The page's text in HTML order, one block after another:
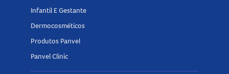
Infantil E Gestante
Dermocosméticos
Produtos Panvel
Panvel Clinic